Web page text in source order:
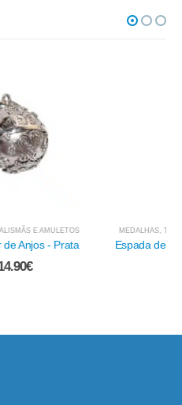
MEDALHAS, TALISMÃS E AMULETOS
Espada de São Jorge - Prata